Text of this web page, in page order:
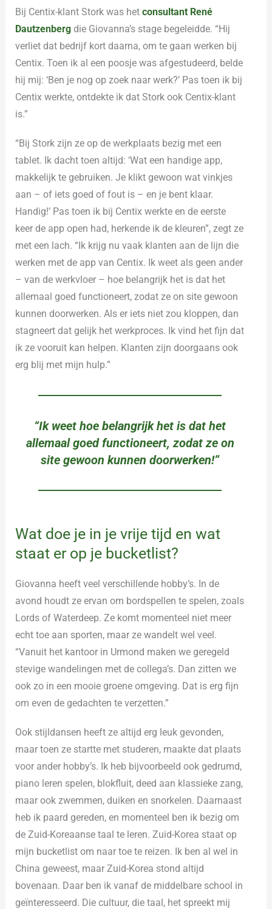
Bij Centix-klant Stork was hetconsultant René
Dautzenberg die Giovanna’s stage begeleidde. “Hij
verliet dat bedrijf kort daarna, om te gaan werken bij
Centix. Toen ik al een poosje was afgestudeerd, belde
hij mij: ‘Ben je nog op zoek naar werk?’ Pas toen ik bij
Centix werkte, ontdekte ik dat Stork ook Centix-klant
is.”
“Bij Stork zijn ze op de werkplaats bezig met een
tablet. Ik dacht toen altijd: ‘Wat een handige app,
makkelijk te gebruiken. Je klikt gewoon wat vinkjes
aan – of iets goed of fout is – en je bent klaar.
Handig!’ Pas toen ik bij Centix werkte en de eerste
keer de app open had, herkende ik de kleuren”, zegt ze
met een lach. “Ik krijg nu vaak klanten aan de lijn die
werken met de app van Centix. Ik weet als geen ander
– van de werkvloer – hoe belangrijk het is dat het
allemaal goed functioneert, zodat ze on site gewoon
kunnen doorwerken. Als er iets niet zou kloppen, dan
stagneert dat gelijk het werkproces. Ik vind het fijn dat
ik ze vooruit kan helpen. Klanten zijn doorgaans ook
erg blij met mijn hulp.”
“Ik weet hoe belangrijk het is dat het
allemaal goed functioneert, zodat ze on
site gewoon kunnen doorwerken!”
Wat doe je in je vrije tijd en wat
staat er op je bucketlist?
Giovanna heeft veel verschillende hobby’s. In de
avond houdt ze ervan om bordspellen te spelen, zoals
Lords of Waterdeep. Ze komt momenteel niet meer
echt toe aan sporten, maar ze wandelt wel veel.
“Vanuit het kantoor in Urmond maken we geregeld
stevige wandelingen met de collega’s. Dan zitten we
ook zo in een mooie groene omgeving. Dat is erg fijn
om even de gedachten te verzetten.”
Ook stijldansen heeft ze altijd erg leuk gevonden,
maar toen ze startte met studeren, maakte dat plaats
voor ander hobby’s. Ik heb bijvoorbeeld ook gedrumd,
piano leren spelen, blokfluit, deed aan klassieke zang,
maar ook zwemmen, duiken en snorkelen. Daarnaast
heb ik paard gereden, en momenteel ben ik bezig om
de Zuid-Koreaanse taal te leren. Zuid-Korea staat op
mijn bucketlist om naar toe te reizen. Ik ben al wel in
China geweest, maar Zuid-Korea stond altijd
bovenaan. Daar ben ik vanaf de middelbare school in
geïnteresseerd. Die cultuur, die taal, het spreekt mij